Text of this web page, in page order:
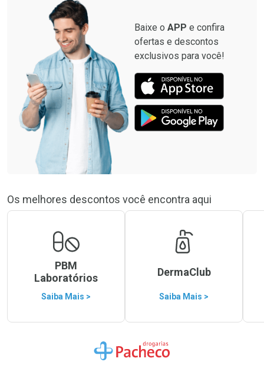
Baixe o APP e confira
ofertas e descontos
exclusivos para você!
Os melhores descontos você encontra aqui
PBM
Laboratórios
Saiba Mais >
DermaClub
Saiba Mais >
Ir para a Home